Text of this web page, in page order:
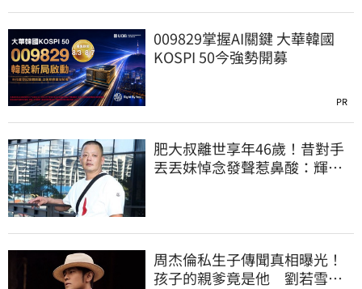
009829掌握AI關鍵 大華韓國
KOSPI 50今強勢開募
PR
肥大叔離世享年46歲！昔對手
丟丟妹悼念發聲惹鼻酸：輝哥
周杰倫私生子傳聞真相曝光！
孩子的親爹竟是他 劉若雪閨